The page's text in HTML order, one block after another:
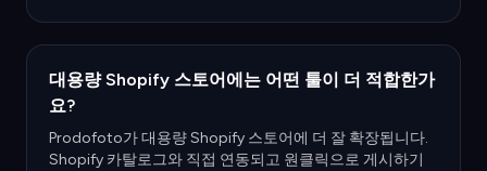
대용량 Shopify 스토어에는 어떤 툴이 더 적합한가
요?
Prodofoto가 대용량 Shopify 스토어에 더 잘 확장됩니다.
Shopify 카탈로그와 직접 연동되고 원클릭으로 게시하기